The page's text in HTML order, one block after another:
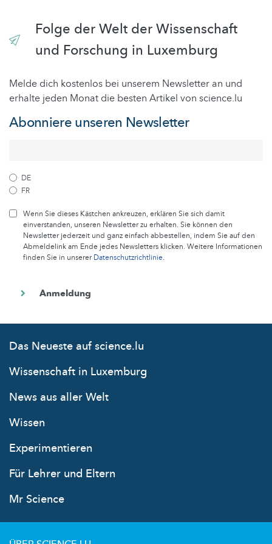
Folge der Welt der Wissenschaft
und Forschung in Luxemburg
Melde dich kostenlos bei unserem Newsletter an und
erhalte jeden Monat die besten Artikel von science.lu
Abonniere unseren Newsletter
DE
FR
Wenn Sie dieses Kästchen ankreuzen, erklären Sie sich damit
einverstanden, unseren Newsletter zu erhalten. Sie können den
Newsletter jederzeit und ganz einfach abbestellen, indem Sie auf den
Abmeldelink am Ende jedes Newsletters klicken. Weitere Informationen
finden Sie in unsererDatenschutzrichtlinie.
Das Neueste auf science.lu
Wissenschaft in Luxemburg
News aus aller Welt
Wissen
Experimentieren
Für Lehrer und Eltern
Mr Science